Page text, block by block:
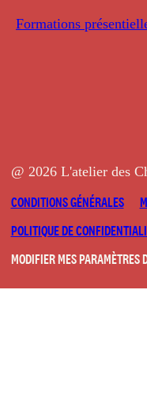
Formations
@ 2026 L'atelier des
CONDITIONS GÉNÉRALES
POLITIQUE DE
MODIFIER MES PARAMÈTRES